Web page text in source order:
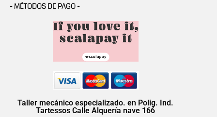
- MÉTODOS DE PAGO -
Taller mecánico especializado. en Polig. Ind.
Tartessos Calle Alquería nave 166